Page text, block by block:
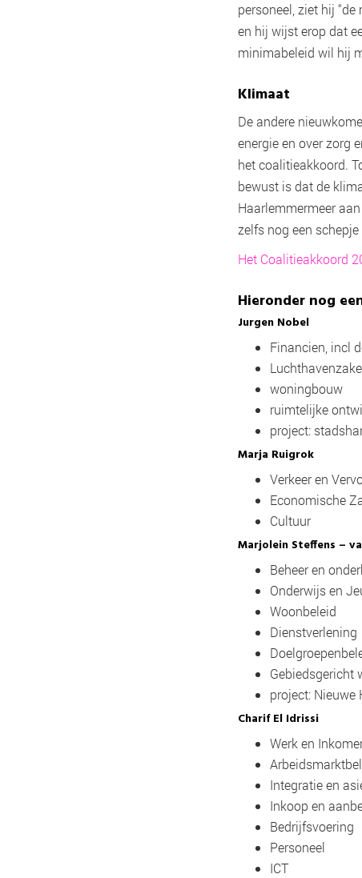
personeel, ziet hij
en hij wijst erop dat
minimabeleid wil hij
Klimaat
De andere
energie en over zorg
het coalitieakkoord.
bewust is dat de
Haarlemmermeer
zelfs nog een
Het Coalitieakkoord
Hieronder nog
Jurgen Nobel
Financien, incl
woningbouw
ruimtelijke
project:
Marja Ruigrok
Verkeer en
Economische
Cultuur
Marjolein Steffens –
Beheer en
Onderwijs en
Woonbeleid
Dienstverlening
Gebiedsgericht
project: Nieuwe
Charif El Idrissi
Werk en
Integratie en
Inkoop en
Bedrijfsvoering
Personeel
ICT